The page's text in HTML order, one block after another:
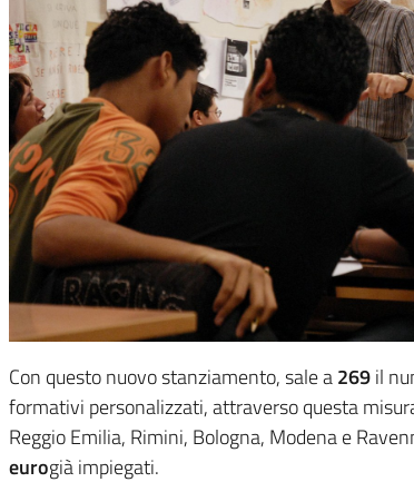
Con questo nuovo stanziamento, sale a269il
formativi personalizzati, attraverso questa
Reggio Emilia, Rimini, Bologna, Modena e
eurogià impiegati.